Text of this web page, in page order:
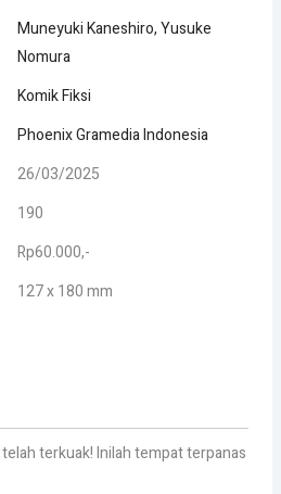
Muneyuki Kaneshiro, Yusuke
Nomura
Komik Fiksi
Phoenix Gramedia Indonesia
26/03/2025
190
Rp60.000,-
127 x 180 mm
terkuak! Inilah tempat terpanas